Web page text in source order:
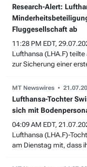
Research-Alert:
Fluggesellschaft ab
11:28 PM EDT,
Lufthansa (LHA.F)
zur Sicherung einer
MT Newswires
Lufthansa-Tochter
sich mit
04:09 AM EDT,
Lufthansa (LHA.F)-
am Dienstag mit, dass